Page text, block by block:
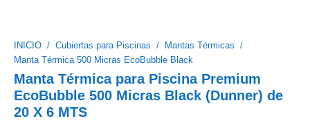
INICIO/ Cubiertas para Piscinas / Mantas Térmicas /
Manta Térmica 500 Micras EcoBubble Black
Manta Térmica para Piscina Premium
EcoBubble 500 Micras Black (Dunner) de
20 X 6 MTS